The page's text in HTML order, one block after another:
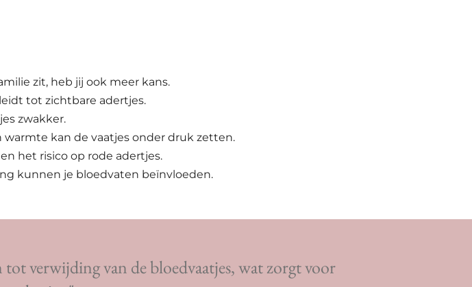
zit, heb jij ook meer kans.
tot zichtbare adertjes.
zwakker.
warmte kan de vaatjes onder druk zetten.
het risico op rode adertjes.
kunnen je bloedvaten beïnvloeden.
verwijding van de bloedvaatjes, wat zorgt voor